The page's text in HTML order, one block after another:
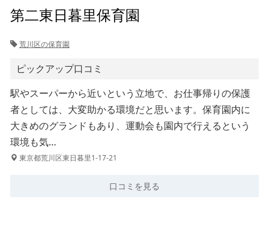
第二東日暮里保育園
荒川区の保育園
ピックアップ口コミ
駅やスーパーから近いという立地で、お仕事帰りの保護
者としては、大変助かる環境だと思います。保育園内に
大きめのグランドもあり、運動会も園内で行えるという
環境も気…
東京都荒川区東日暮里1-17-21
口コミを見る